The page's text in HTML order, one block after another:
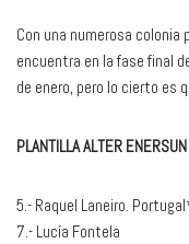
Con una numerosa colonia
encuentra en la fase final
de enero, pero lo cierto es
PLANTILLA ALTER
5.- Raquel Laneiro.
7.- Lucía Fontela